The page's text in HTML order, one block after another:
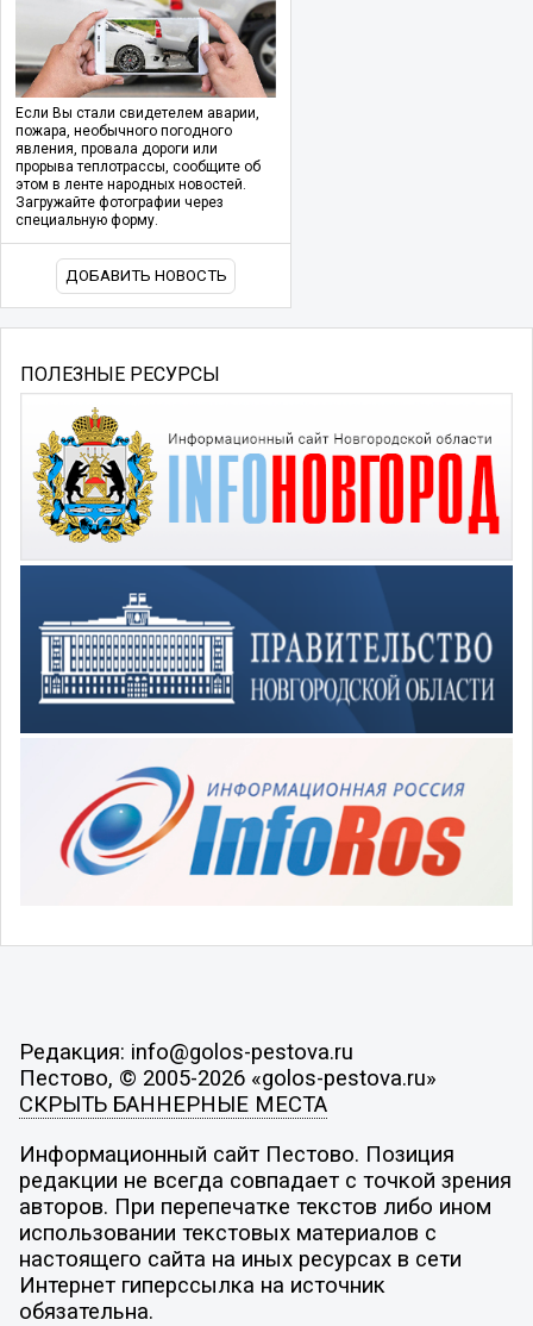
Если Вы стали свидетелем аварии,
пожара, необычного погодного
явления, провала дороги или
прорыва теплотрассы, сообщите об
этом в ленте народных новостей.
Загружайте фотографии через
специальную форму.
ДОБАВИТЬ НОВОСТЬ
ПОЛЕЗНЫЕ РЕСУРСЫ
Редакция: info@golos-pestova.ru
Пестово, © 2005-2026 «golos-pestova.ru»
СКРЫТЬ БАННЕРНЫЕ МЕСТА
Информационный сайт Пестово. Позиция
редакции не всегда совпадает с точкой зрения
авторов. При перепечатке текстов либо ином
использовании текстовых материалов с
настоящего сайта на иных ресурсах в сети
Интернет гиперссылка на источник
обязательна.